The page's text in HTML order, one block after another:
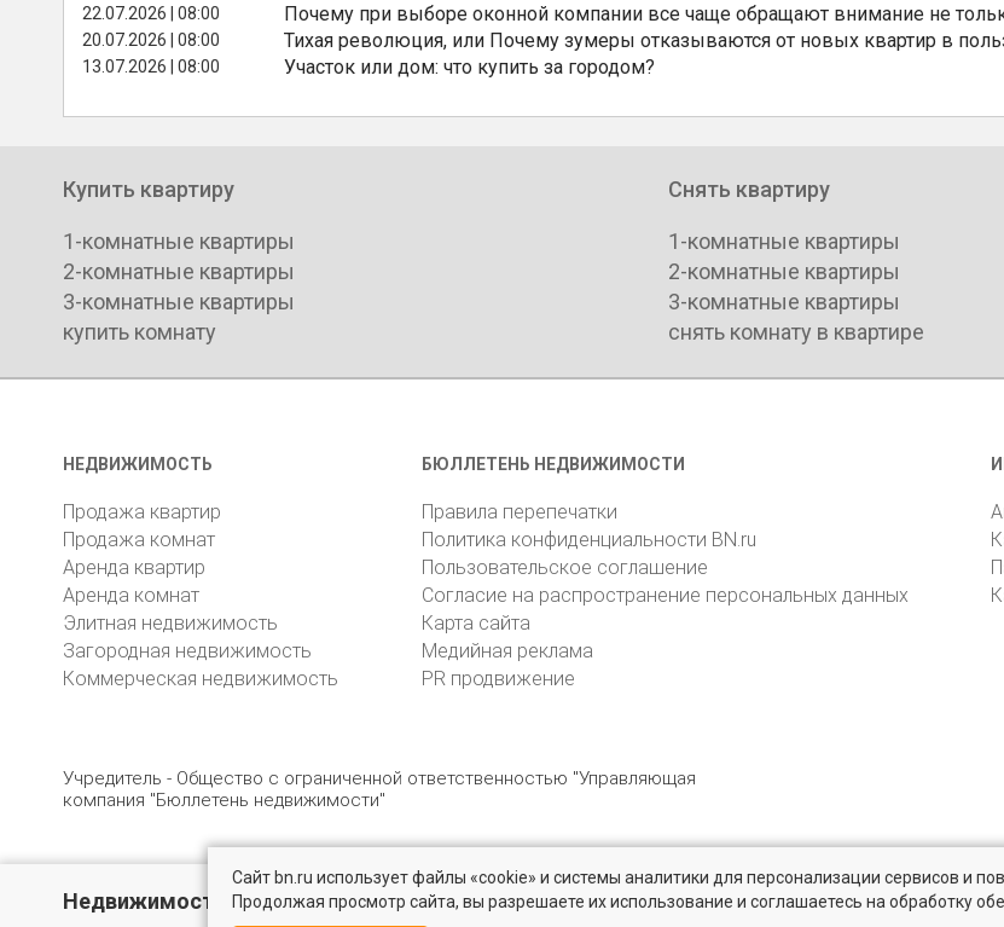
Недвижимость за городом
22.07.2026 | 08:00 Почему при выборе оконной компании все чаще обращают внимание не
20.07.2026 | 08:00 Тихая революция, или Почему зумеры отказываются от новых квартир в
13.07.2026 | 08:00 Участок или дом: что купить за городом?
Купить квартиру
1-комнатные квартиры
2-комнатные квартиры
3-комнатные квартиры
купить комнату
Снять квартиру
1-комнатные квартиры
2-комнатные квартиры
3-комнатные квартиры
снять комнату в квартире
НЕДВИЖИМОСТЬ
Продажа квартир
Продажа комнат
Аренда квартир
Аренда комнат
Элитная недвижимость
Загородная недвижимость
Коммерческая недвижимость
БЮЛЛЕТЕНЬ НЕДВИЖИМОСТИ
Правила перепечатки
Политика конфиденциальности BN.ru
Пользовательское соглашение
Согласие на распространение персональных данных
Карта сайта
Медийная реклама
PR продвижение
Учредитель - Общество с ограниченной ответственностью "Управляющая
компания "Бюллетень недвижимости"
© 2005 – 2026, ООО «УК «БН» 8 (812) 331-93-56 196105, Санкт-Петербург, пр. Юрия Гагарина, 1
Сайт bn.ru использует файлы «cookie» и системы аналитики для персонализации сервисов и
Продолжая просмотр сайта, вы разрешаете их использование и соглашаетесь на обработку